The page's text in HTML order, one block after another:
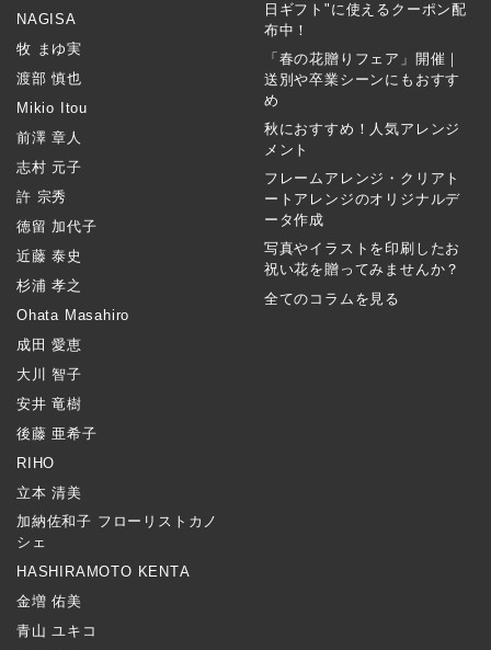
NAGISA
牧 まゆ実
渡部 慎也
Mikio Itou
前澤 章人
志村 元子
許 宗秀
徳留 加代子
近藤 泰史
杉浦 孝之
Ohata Masahiro
成田 愛恵
大川 智子
安井 竜樹
後藤 亜希子
RIHO
立本 清美
加納佐和子 フローリストカノ
シェ
HASHIRAMOTO KENTA
金増 佑美
青山 ユキコ
日ギフト"に使えるクーポン配
布中！
「春の花贈りフェア」開催｜
送別や卒業シーンにもおすす
め
秋におすすめ！人気アレンジ
メント
フレームアレンジ・クリアト
ートアレンジのオリジナルデ
ータ作成
写真やイラストを印刷したお
祝い花を贈ってみませんか？
全てのコラムを見る